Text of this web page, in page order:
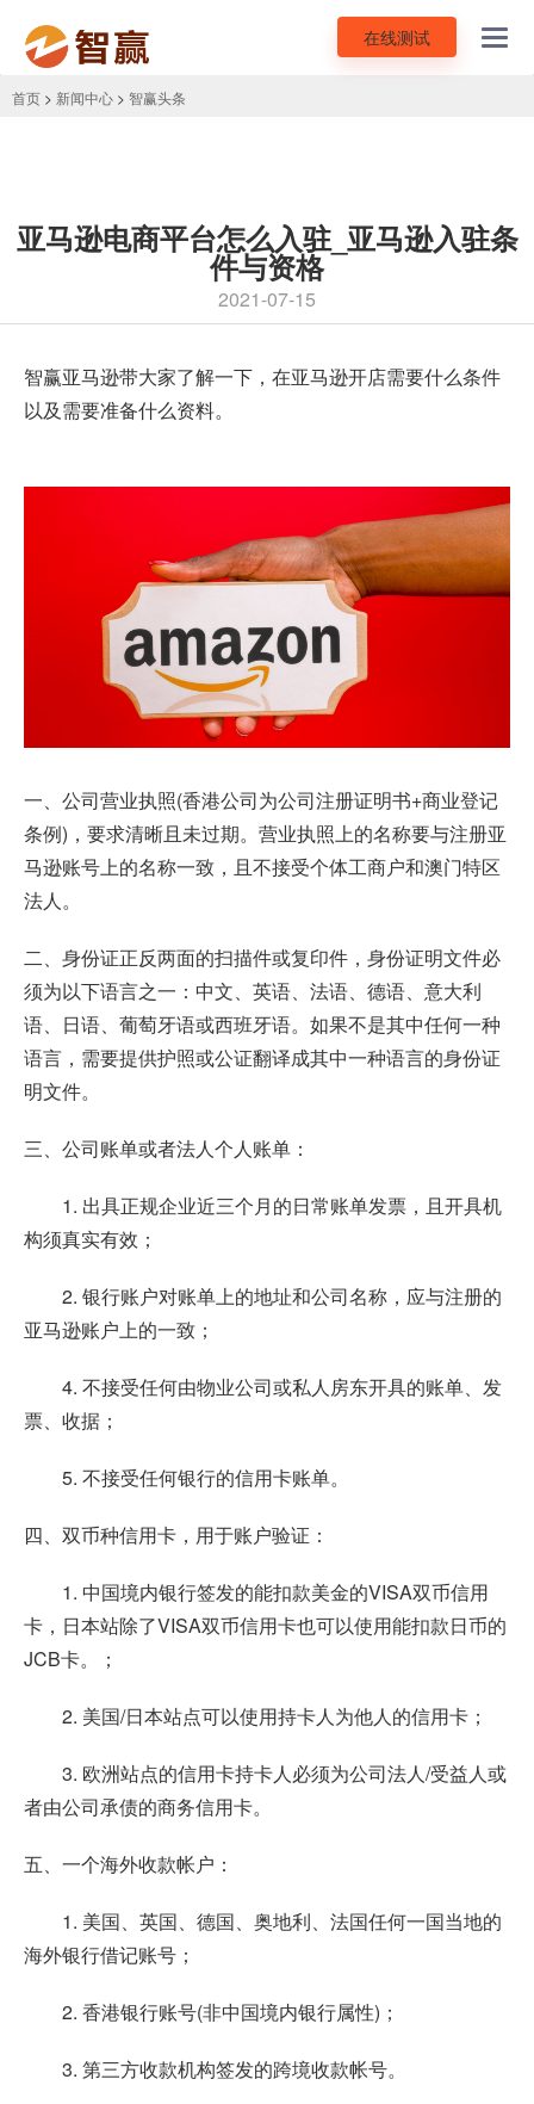
在线测试
首页 > 新闻中心 > 智赢头条
亚马逊电商平台怎么入驻_亚马逊入驻条
件与资格
2021-07-15
智赢亚马逊带大家了解一下，在亚马逊开店需要什么条件
以及需要准备什么资料。
一、公司营业执照(香港公司为公司注册证明书+商业登记
条例)，要求清晰且未过期。营业执照上的名称要与注册亚
马逊账号上的名称一致，且不接受个体工商户和澳门特区
法人。
二、身份证正反两面的扫描件或复印件，身份证明文件必
须为以下语言之一：中文、英语、法语、德语、意大利
语、日语、葡萄牙语或西班牙语。如果不是其中任何一种
语言，需要提供护照或公证翻译成其中一种语言的身份证
明文件。
三、公司账单或者法人个人账单：
1. 出具正规企业近三个月的日常账单发票，且开具机
构须真实有效；
2. 银行账户对账单上的地址和公司名称，应与注册的
亚马逊账户上的一致；
4. 不接受任何由物业公司或私人房东开具的账单、发
票、收据；
5. 不接受任何银行的信用卡账单。
四、双币种信用卡，用于账户验证：
1. 中国境内银行签发的能扣款美金的VISA双币信用
卡，日本站除了VISA双币信用卡也可以使用能扣款日币的
JCB卡。；
2. 美国/日本站点可以使用持卡人为他人的信用卡；
3. 欧洲站点的信用卡持卡人必须为公司法人/受益人或
者由公司承债的商务信用卡。
五、一个海外收款帐户：
1. 美国、英国、德国、奥地利、法国任何一国当地的
海外银行借记账号；
2. 香港银行账号(非中国境内银行属性)；
3. 第三方收款机构签发的跨境收款帐号。